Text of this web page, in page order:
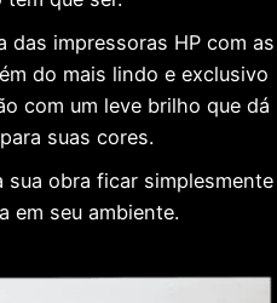
das impressoras HP com as
do mais lindo e exclusivo
com um leve brilho que dá
suas cores.
sua obra ficar simplesmente
em seu ambiente.